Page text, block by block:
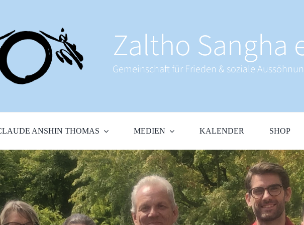
Zaltho Sangha
Gemeinschaft für Frieden & soziale
ANSHIN THOMAS MEDIEN KALENDER SHOP